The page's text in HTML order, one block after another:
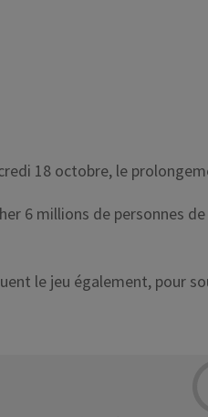
18 octobre, le
6 millions de personnes
le jeu également, pour